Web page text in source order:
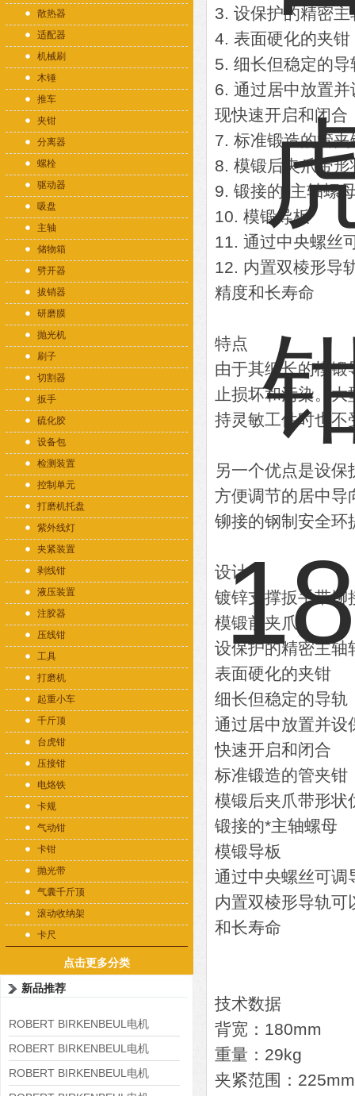
散热器
适配器
机械刷
木锤
推车
夹钳
分离器
螺栓
驱动器
吸盘
主轴
储物箱
劈开器
拔销器
研磨膜
抛光机
刷子
切割器
扳手
硫化胶
设备包
检测装置
控制单元
打磨机托盘
紫外线灯
夹紧装置
剥线钳
液压装置
注胶器
压线钳
工具
打磨机
起重小车
千斤顶
台虎钳
压接钳
电烙铁
卡规
气动钳
卡钳
抛光带
气囊千斤顶
滚动收纳架
卡尺
点击更多分类
新品推荐
ROBERT BIRKENBEUL电机
8APE225M-4-IE3
ROBERT BIRKENBEUL电机
8APE180L-4 IE3
ROBERT BIRKENBEUL电机
3. 设保护的精密主
4. 表面硬化的夹钳
5. 细长但稳定的
6. 通过居中放置
现快速开启和闭合
7. 标准锻造的管夹
8. 模锻后夹爪带
9. 锻接的*主轴螺
10. 模锻导板
11. 通过中央螺丝
12. 内置双棱形导
精度和长寿命
特点
由于其细长的模锻
止损坏和污染。大
持灵敏工件时也
另一个优点是设
方便调节的居中导
铆接的钢制安全环
设计
镀锌支撑扳手带铆
模锻前夹爪
设保护的精密主轴
表面硬化的夹钳
细长但稳定的导轨
通过居中放置并设
快速开启和闭合
标准锻造的管夹钳
模锻后夹爪带形状
锻接的*主轴螺母
模锻导板
通过中央螺丝可调
内置双棱形导轨可
和长寿命
技术数据
背宽：180mm
重量：29kg
夹紧范围：225mm